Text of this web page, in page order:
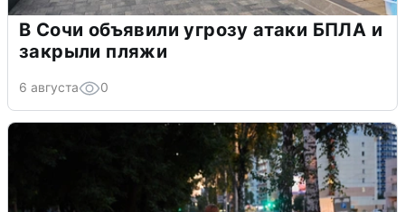
В Сочи объявили угрозу атаки БПЛА и
закрыли пляжи
6 августа 0